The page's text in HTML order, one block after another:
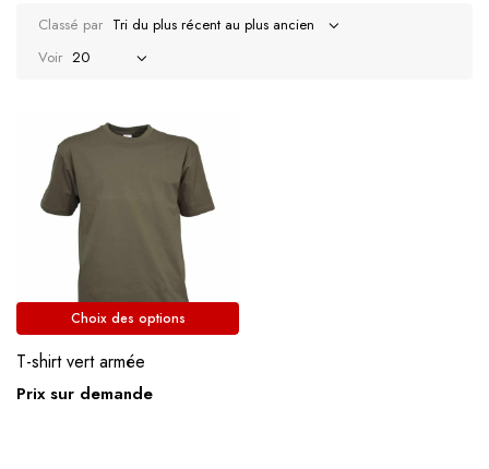
Classé par
Voir
Choix des options
T-shirt vert armée
Prix sur demande